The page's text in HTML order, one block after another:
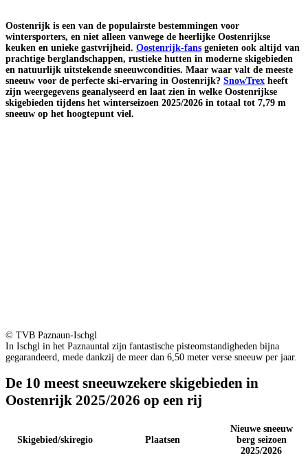
Oostenrijk is een van de populairste bestemmingen voor
wintersporters, en niet alleen vanwege de heerlijke Oostenrijkse
keuken en unieke gastvrijheid. Oostenrijk-fans genieten ook altijd van
prachtige berglandschappen, rustieke hutten in moderne skigebieden
en natuurlijk uitstekende sneeuwcondities. Maar waar valt de meeste
sneeuw voor de perfecte ski-ervaring in Oostenrijk? SnowTrex heeft
zijn weergegevens geanalyseerd en laat zien in welke Oostenrijkse
skigebieden tijdens het winterseizoen 2025/2026 in totaal tot 7,79 m
sneeuw op het hoogtepunt viel.
© TVB Paznaun-Ischgl
In Ischgl in het Paznauntal zijn fantastische pisteomstandigheden bijna
gegarandeerd, mede dankzij de meer dan 6,50 meter verse sneeuw per jaar.
De 10 meest sneeuwzekere skigebieden in
Oostenrijk 2025/2026 op een rij
Skigebied/skiregio Plaatsen
Nieuwe sneeuw
berg seizoen
2025/2026